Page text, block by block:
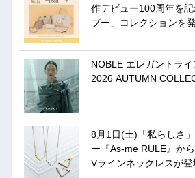
作デビュー100周年を
プー」コレクションを発
NOBLE エレガントライ
2026 AUTUMN
8月1日(土)「私らしさ
ー『As-me RULE』か
Vラインネックレスが登